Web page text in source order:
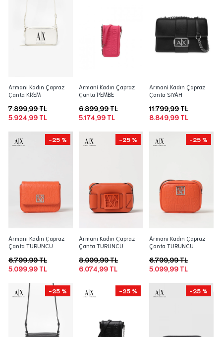
Armani Kadın Çapraz
Çanta KREM
5.924,99 TL
7.899,99 TL
Armani Kadın Çapraz
Çanta PEMBE
5.174,99 TL
6.899,99 TL
Armani Kadın Çapraz
Çanta SIYAH
8.849,99 TL
11.799,99 TL
-25 %
Armani Kadın Çapraz
Çanta TURUNCU
5.099,99 TL
6.799,99 TL
-25 %
Armani Kadın Çapraz
Çanta TURUNCU
6.074,99 TL
8.099,99 TL
-25 %
Armani Kadın Çapraz
Çanta TURUNCU
5.099,99 TL
6.799,99 TL
-25 % -25 % -25 %